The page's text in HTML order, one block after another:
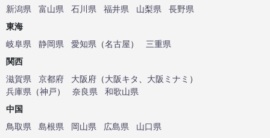
新潟県
富山県 石川県 福井県 山梨県
長野県
東海
岐阜県
静岡県 愛知県 （名古屋）
三重県
関西
滋賀県
京都府 大阪府 （大阪キタ 大阪ミナミ ）
兵庫県 （神戸） 奈良県
和歌山県
中国
鳥取県
島根県 岡山県 広島県
山口県